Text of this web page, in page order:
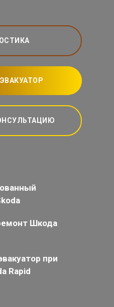
Шкода
при
Rapid